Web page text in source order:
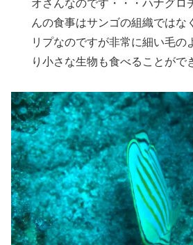
オさんなのです・・・ハナグロ
んの食事はサンゴの組織ではな
リプなのですが非常に細い毛の
り小さな生物も食べることがで